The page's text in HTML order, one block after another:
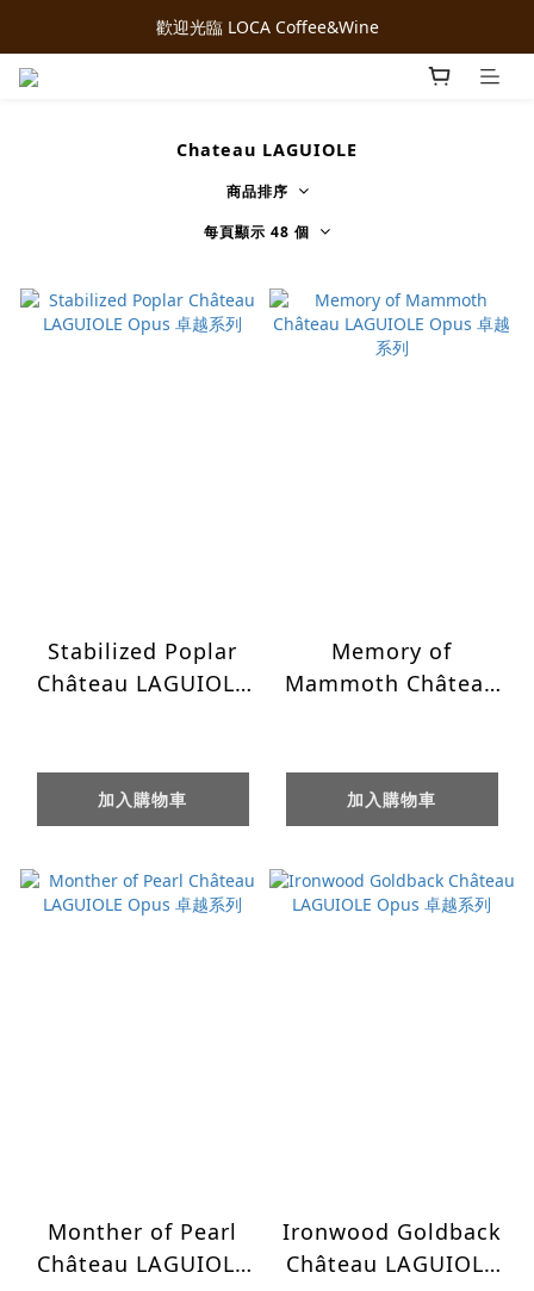
歡迎光臨 LOCA Coffee&Wine
Chateau LAGUIOLE
商品排序
每頁顯示 48 個
Stabilized Poplar
Château LAGUIOLE
加入購物車
Memory of
Mammoth Château
加入購物車
Monther of Pearl
Château LAGUIOLE
Ironwood Goldback
Château LAGUIOLE